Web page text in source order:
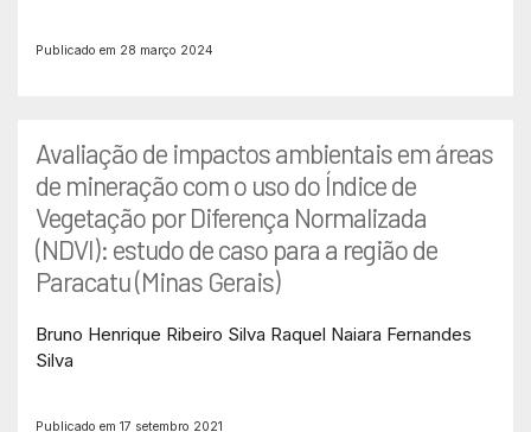
Publicado em 28 março 2024
Avaliação de impactos ambientais em áreas
de mineração com o uso do Índice de
Vegetação por Diferença Normalizada
(NDVI): estudo de caso para a região de
Paracatu (Minas Gerais)
Bruno Henrique Ribeiro Silva Raquel Naiara Fernandes
Silva
Publicado em 17 setembro 2021